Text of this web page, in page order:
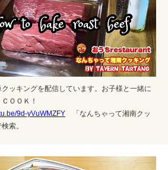
クッキングを配信しています。お子様と一緒に
ＯＯＫ！
9d-yVuWMZFY 「なんちゃって湘南クッ
索。